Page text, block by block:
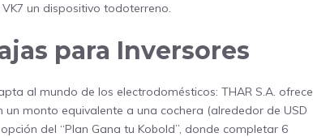
un dispositivo todoterreno.
para Inversores
al mundo de los electrodomésticos: THAR S.A. ofrece
monto equivalente a una cochera (alrededor de USD
del “Plan Gana tu Kobold”, donde completar 6